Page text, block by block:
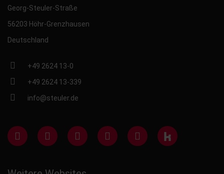
Georg-Steuler-Straße
56203 Höhr-Grenzhausen
Deutschland
+49 2624 13-0
+49 2624 13-339
info@steuler.de